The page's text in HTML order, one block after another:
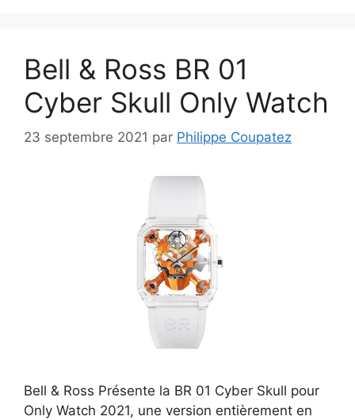
Bell & Ross BR 01
Cyber Skull Only Watch
23 septembre 2021 par Philippe Coupatez
Bell & Ross Présente la BR 01 Cyber Skull pour
Only Watch 2021, une version entièrement en